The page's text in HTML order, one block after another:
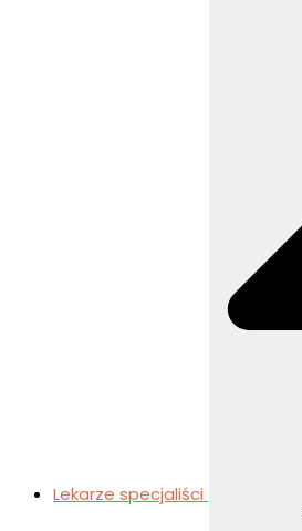
Lekarze specjaliści